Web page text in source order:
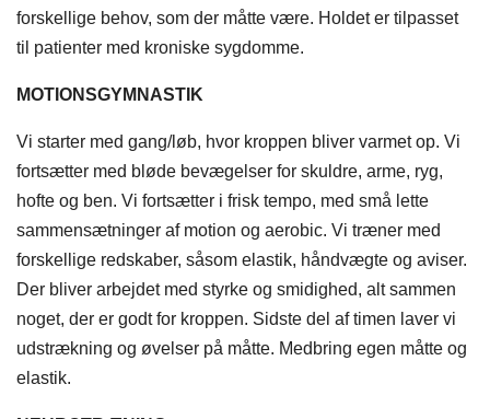
forskellige behov, som der måtte være. Holdet er tilpasset
til patienter med kroniske sygdomme.
MOTIONSGYMNASTIK
Vi starter med gang/løb, hvor kroppen bliver varmet op. Vi
fortsætter med bløde bevægelser for skuldre, arme, ryg,
hofte og ben. Vi fortsætter i frisk tempo, med små lette
sammensætninger af motion og aerobic. Vi træner med
forskellige redskaber, såsom elastik, håndvægte og aviser.
Der bliver arbejdet med styrke og smidighed, alt sammen
noget, der er godt for kroppen. Sidste del af timen laver vi
udstrækning og øvelser på måtte. Medbring egen måtte og
elastik.